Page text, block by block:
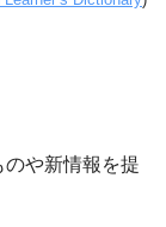
や新情報を提